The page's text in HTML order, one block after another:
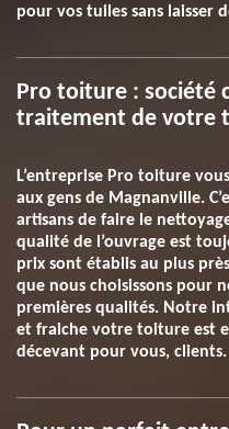
pour vos tuiles sans laisser
Pro toiture : société
traitement de votre
L’entreprise Pro toiture
aux gens de Magnanville.
artisans de faire le
qualité de l’ouvrage est
prix sont établis au plus
que nous choisissons pour
premières qualités. Notre
et fraiche votre toiture est
décevant pour vous, clients.